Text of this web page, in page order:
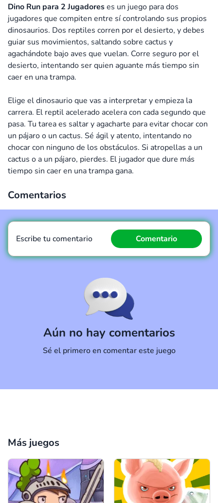
Dino Run para 2 Jugadoreses un juego para dos
jugadores que compiten entre sí controlando sus propios
dinosaurios. Dos reptiles corren por el desierto, y debes
guiar sus movimientos, saltando sobre cactus y
agachándote bajo aves que vuelan. Corre seguro por el
desierto, intentando ser quien aguante más tiempo sin
caer en una trampa.
Elige el dinosaurio que vas a interpretar y empieza la
carrera. El reptil acelerado acelera con cada segundo que
pasa. Tu tarea es saltar y agacharte para evitar chocar con
un pájaro o un cactus. Sé ágil y atento, intentando no
chocar con ninguno de los obstáculos. Si atropellas a un
cactus o a un pájaro, pierdes. El jugador que dure más
tiempo sin caer en una trampa gana.
Comentarios
Aún no hay comentarios
Sé el primero en comentar este juego
Escribe tu comentario Comentario
Más juegos